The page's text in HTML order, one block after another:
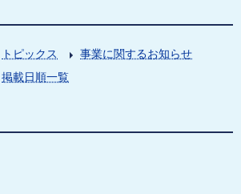
トピックス
事業に関するお知らせ
掲載日順一覧